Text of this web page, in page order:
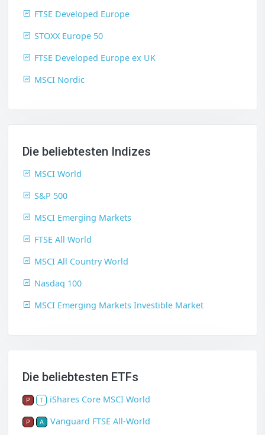
FTSE Developed Europe
STOXX Europe 50
FTSE Developed Europe ex UK
MSCI Nordic
Die beliebtesten Indizes
MSCI World
S&P 500
MSCI Emerging Markets
FTSE All World
MSCI All Country World
Nasdaq 100
MSCI Emerging Markets Investible Market
Die beliebtesten ETFs
P T iShares Core MSCI World
P A Vanguard FTSE All-World